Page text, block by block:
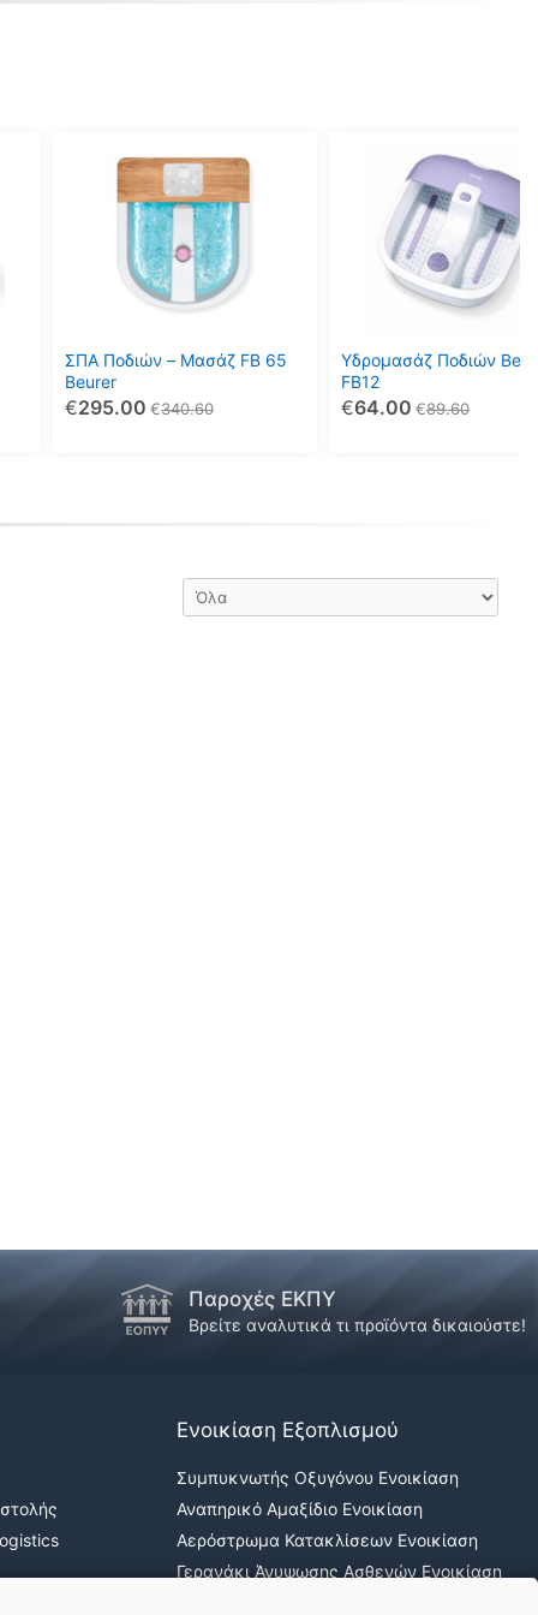
ΣΠΑ Ποδιών – Μασάζ FB 65
Beurer
340.60
€
295.00
€
Υδρομασάζ Ποδιών
FB12
89.60
€
64.00
€
Παροχές ΕΚΠΥ
Βρείτε αναλυτικά τι προϊόντα δικαιούστε!
Ενοικίαση Εξοπλισμού
Συμπυκνωτής Οξυγόνου Ενοικίαση
Αναπηρικό Αμαξίδιο Ενοικίαση
Αερόστρωμα Κατακλίσεων Ενοικίαση
Γερανάκι Άνυψωσης Ασθενών Ενοικίαση